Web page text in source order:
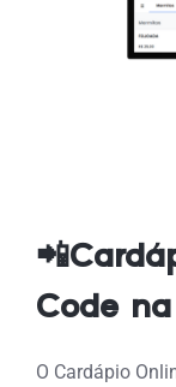
Code
O Cardápio